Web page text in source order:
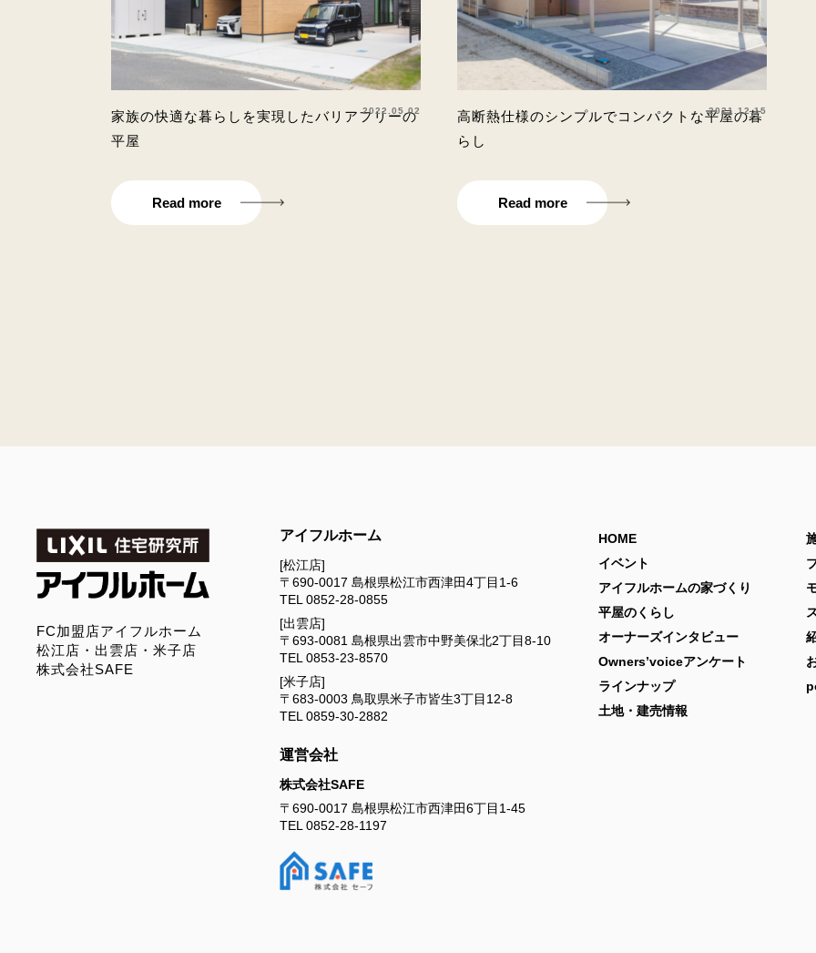
家族の快適な暮らしを実現したバリアフリーの
平屋
2022.05.02
Read more
高断熱仕様のシンプルでコンパクトな平屋の暮
らし
2021.12.15
Read more
FC加盟店アイフルホーム
松江店・出雲店・米子店
株式会社SAFE
アイフルホーム
[松江店]
〒690-0017 島根県松江市西津田4丁目1-6
TEL 0852-28-0855
[出雲店]
〒693-0081 島根県出雲市中野美保北2丁目8-10
TEL 0853-23-8570
[米子店]
〒683-0003 鳥取県米子市皆生3丁目12-8
TEL 0859-30-2882
運営会社
株式会社SAFE
〒690-0017 島根県松江市西津田6丁目1-45
TEL 0852-28-1197
HOME
イベント
アイフルホームの家づくり
平屋のくらし
オーナーズインタビュー
Owners’voiceアンケート
ラインナップ
土地・建売情報